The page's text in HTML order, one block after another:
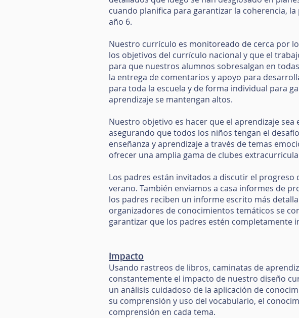
cuando planifica para garantizar la coherencia,
año 6.
Nuestro currículo es monitoreado de cerca por
los objetivos del currículo nacional y que el
para que nuestros alumnos sobresalgan en
la entrega de comentarios y apoyo para
para toda la escuela y de forma individual para
aprendizaje se mantengan altos.
Nuestro objetivo es hacer que el aprendizaje
asegurando que todos los niños tengan el
enseñanza y aprendizaje a través de temas
ofrecer una amplia gama de clubes
Los padres están invitados a discutir el
verano. También enviamos a casa informes de
los padres reciben un informe escrito más
organizadores de conocimientos temáticos se
garantizar que los padres estén completamente
Impacto
Usando rastreos de libros, caminatas de
constantemente el impacto de nuestro diseño
un análisis cuidadoso de la aplicación de
su comprensión y uso del vocabulario, el
comprensión en cada tema.